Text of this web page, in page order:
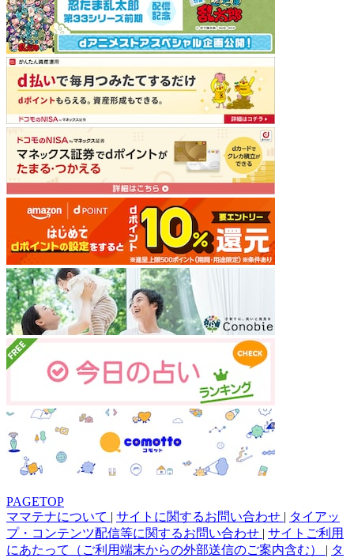
PAGETOP
ママテナについて | サイトに関するお問い合わせ | タイアッ
プ・コンテンツ配信等に関するお問い合わせ | サイトご利用
にあたって（ご利用端末からの外部送信のご案内含む） | タ